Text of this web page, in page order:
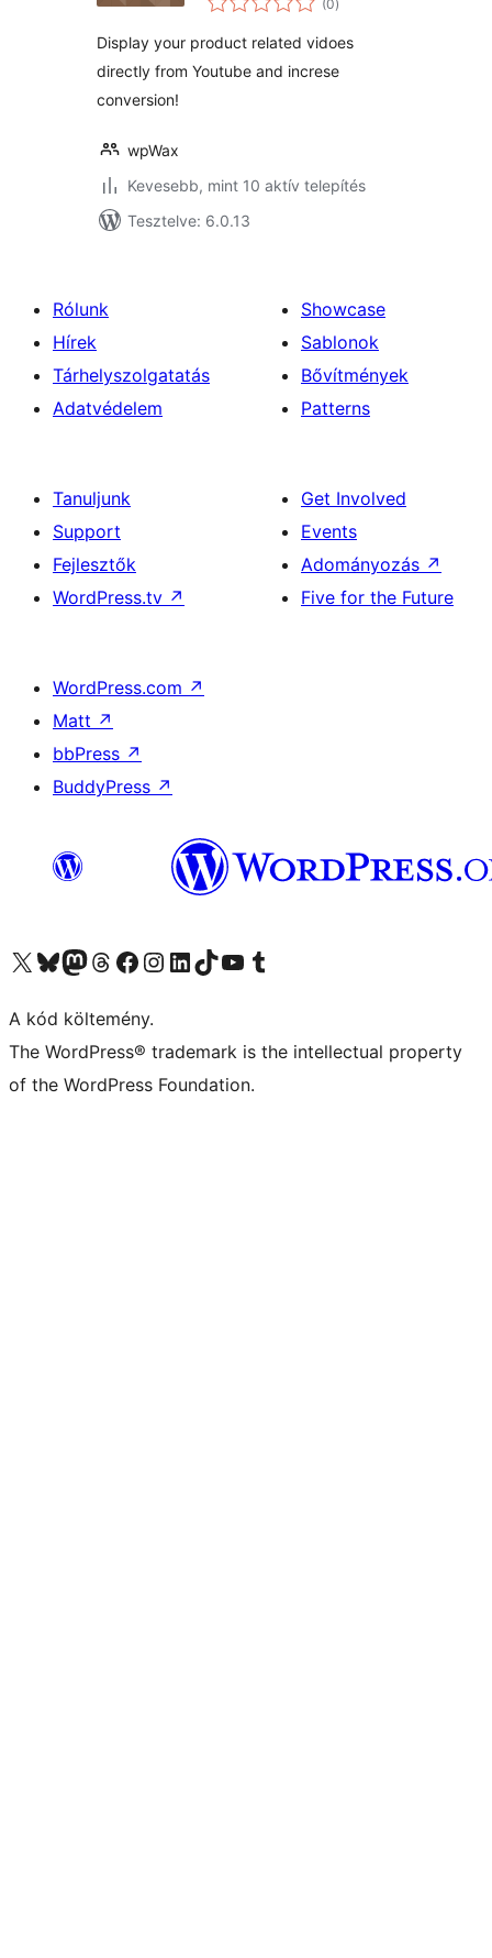
(0összesen
)
Display your product related vidoes
directly from Youtube and increse
conversion!
wpWax
Kevesebb, mint 10 aktív telepítés
Tesztelve: 6.0.13
Rólunk
Hírek
Tárhelyszolgatatás
Adatvédelem
Showcase
Sablonok
Bővítmények
Patterns
Tanuljunk
Support
Fejlesztők
WordPress.tv ↗
Get Involved
Events
Adományozás ↗
Five for the Future
WordPress.com ↗
Matt ↗
bbPress ↗
BuddyPress ↗
Visit our X (formerly Twitter) account
Visit our Bluesky account
Twitter csatornánk
Visit our Threads account
Facebook oldalunk megtekintése
Visit our Instagram account
Visit our LinkedIn account
Visit our TikTok account
Visit our YouTube channel
Visit our Tumblr account
A kód költemény.
The WordPress® trademark is the intellectual property
of the WordPress Foundation.